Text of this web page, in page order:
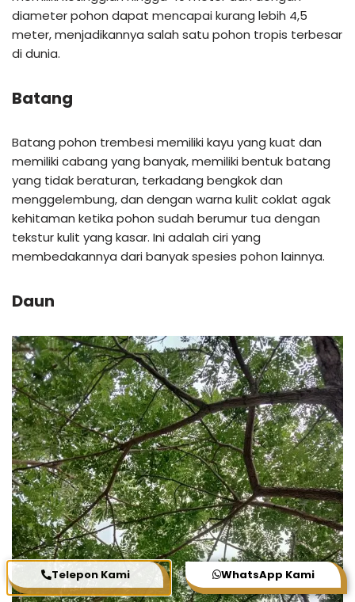
diameter pohon dapat mencapai kurang lebih 4,5
meter, menjadikannya salah satu pohon tropis terbesar
di dunia.
Batang
Batang pohon trembesi memiliki kayu yang kuat dan
memiliki cabang yang banyak, memiliki bentuk batang
yang tidak beraturan, terkadang bengkok dan
menggelembung, dan dengan warna kulit coklat agak
kehitaman ketika pohon sudah berumur tua dengan
tekstur kulit yang kasar. Ini adalah ciri yang
membedakannya dari banyak spesies pohon lainnya.
Daun
Telepon Kami WhatsApp Kami